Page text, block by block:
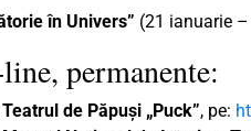
în Univers” (21 ianuarie
permanente:
de Păpuși „Puck”, pe: